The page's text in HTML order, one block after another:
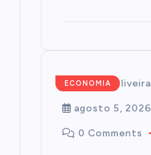
ECONOMIA
Mairim de Oliveira
agosto 5, 2026
0 Comments